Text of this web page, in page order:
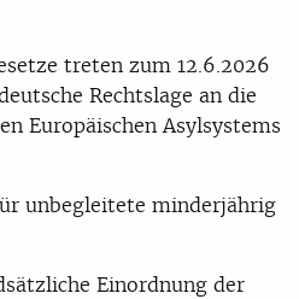
treten zum 12.6.2026
Rechtslage an die
Europäischen Asylsystems
unbegleitete minderjährig
Einordnung der